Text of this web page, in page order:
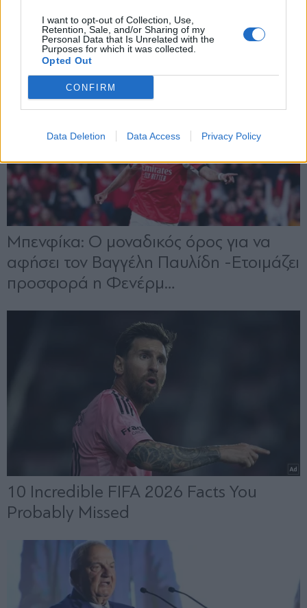
I want to opt-out of Collection, Use,
Retention, Sale, and/or Sharing of my
Personal Data that Is Unrelated with the
Purposes for which it was collected.
Opted Out
CONFIRM
Data Deletion Data Access Privacy Policy
X